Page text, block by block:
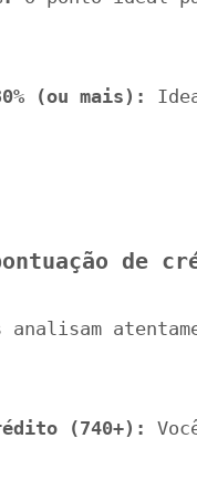
(ou mais):
pontuação de
analisam
(740+):